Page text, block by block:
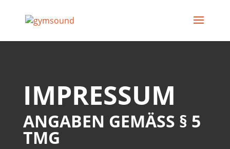
IMPRESSUM
ANGABEN GEMÄSS § 5 T
MG